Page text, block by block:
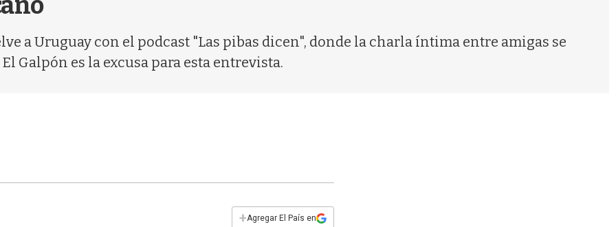
a Uruguay con el podcast "Las pibas dicen", donde la charla íntima entre amigas se
Galpón es la excusa para esta entrevista.
+Agregar El País en